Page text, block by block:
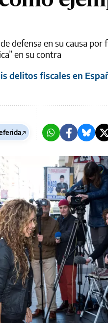
defensa en su causa
en su contra
delitos fiscales en